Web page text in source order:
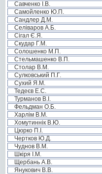
Савченко І.В.
Самойленко Ю.П.
Сандлер Д.М.
Селіваров А.Б.
Сігал Є.Я.
Скудар Г.М.
Солошенко М.П.
Стельмашенко В.П.
Столар В.М.
Сулковський П.Г.
Сухий Я.М.
Тедеєв Е.С.
Турманов В.І.
Фельдман О.Б.
Харлім В.М.
Хомутиннік В.Ю.
Цюрко П.І.
Чертков Ю.Д.
Чуднов В.М.
Шкіря І.М.
Щербань А.В.
Янукович В.В.